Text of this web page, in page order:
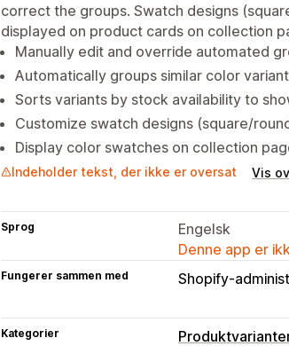
correct the groups. Swatch designs
displayed on product cards on collection
Manually edit and override automated
Automatically groups similar color
Sorts variants by stock availability to
Customize swatch designs (square/
Display color swatches on collection
Indeholder tekst, der ikke er oversat Vis
Sprog
Engelsk
Denne app er
Fungerer sammen med Shopify-
Kategorier